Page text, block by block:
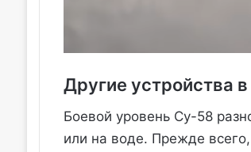
Другие устройства
Боевой уровень Су-58
или на воде. Прежде